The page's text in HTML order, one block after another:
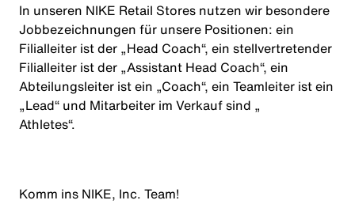
In unseren NIKE Retail Stores nutzen wir besondere
Jobbezeichnungen für unsere Positionen: ein
Filialleiter ist der „Head Coach“, ein stellvertretender
Filialleiter ist der „Assistant Head Coach“, ein
Abteilungsleiter ist ein „Coach“, ein Teamleiter ist ein
„Lead“ und Mitarbeiter im Verkauf sind „
Athletes“.
Komm ins NIKE, Inc. Team!